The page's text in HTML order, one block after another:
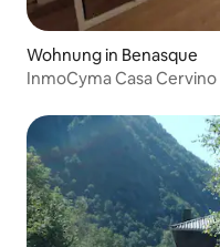
Wohnung in Benasque